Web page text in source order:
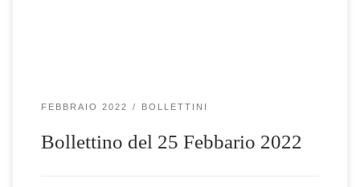
FEBBRAIO 2022 BOLLETTINI
Bollettino del 25 Febbario 2022